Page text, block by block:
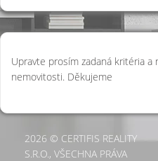
Upravte prosím zadaná kritéria a
nemovitosti. Děkujeme
2026 © CERTIFIS REALITY
S.R.O., VŠECHNA PRÁVA